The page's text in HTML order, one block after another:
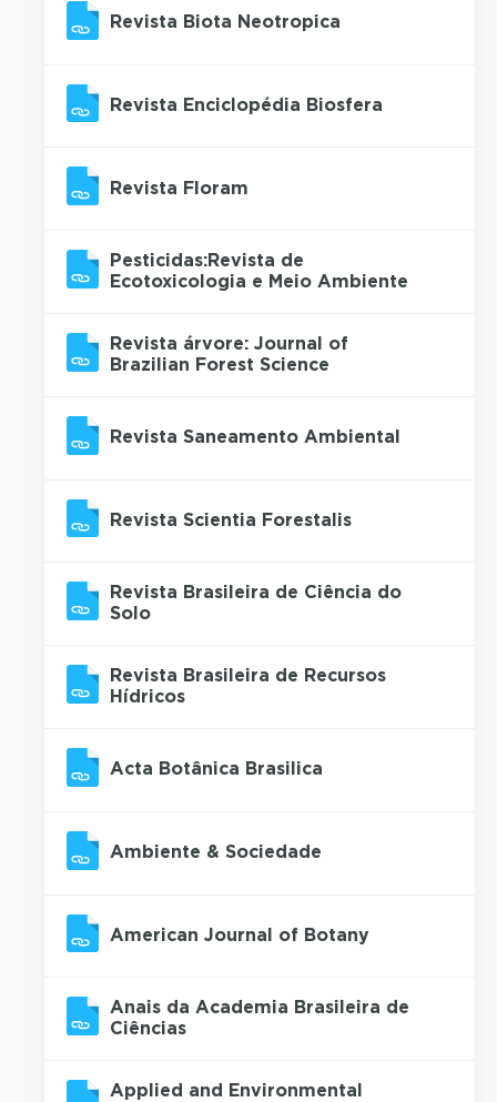
Revista Biota Neotropica
Revista Enciclopédia Biosfera
Revista Floram
Pesticidas:Revista de
Ecotoxicologia e Meio Ambiente
Revista árvore: Journal of
Brazilian Forest Science
Revista Saneamento Ambiental
Revista Scientia Forestalis
Revista Brasileira de Ciência do
Solo
Revista Brasileira de Recursos
Hídricos
Acta Botânica Brasilica
Ambiente & Sociedade
American Journal of Botany
Anais da Academia Brasileira de
Ciências
Applied and Environmental